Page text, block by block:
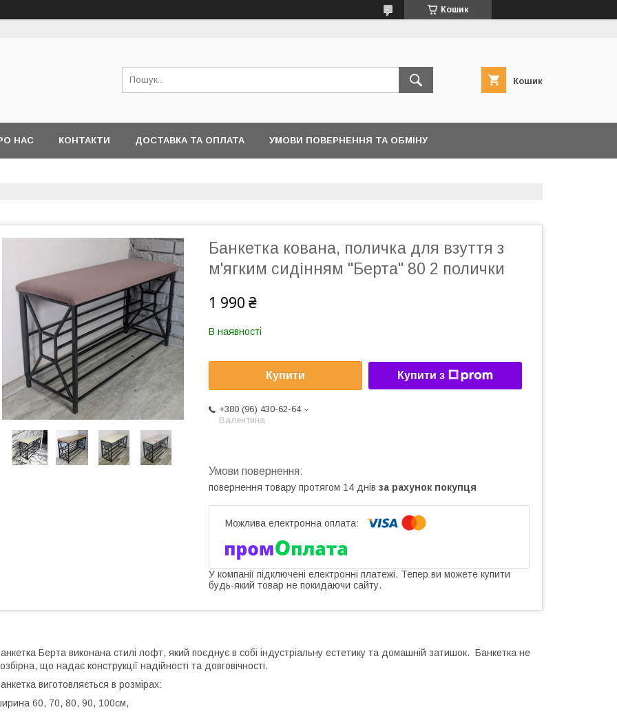
Кошик
Кошик
НАС КОНТАКТИ ДОСТАВКА ТА ОПЛАТА УМОВИ ПОВЕРНЕННЯ ТА ОБМІНУ
Банкетка кована, поличка для взуття з
м'ягким сидінням "Берта" 80 2 полички
1 990 ₴
В наявності
Купити Купити з
+380 (96) 430-62-64
Валентина
повернення товару протягом 14 днів за рахунок покупця
У компанії підключені електронні платежі. Тепер ви можете купити
будь-який товар не покидаючи сайту.
Берта виконана стилі лофт, який поєднує в собі індустріальну естетику та домашній затишок. Банкетка не
що надає конструкції надійності та довговічності.
виготовляється в розмірах:
60, 70, 80, 90, 100см,